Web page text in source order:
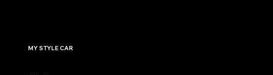
MY STYLE CAR